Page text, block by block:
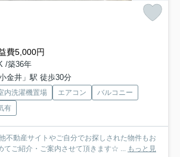
費5,000円
/築36年
金井」駅 徒歩30分
内洗濯機置場 エアコン
バルコニー
有
不動産サイトやご自分でお探しされた物件もお
てご紹介・ご案内させて頂きます☆ ...
もっと見